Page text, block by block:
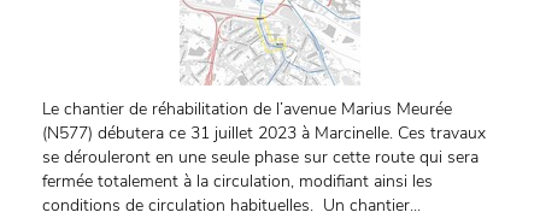
Le chantier de réhabilitation de l’avenue Marius Meurée
(N577) débutera ce 31 juillet 2023 à Marcinelle. Ces travaux
se dérouleront en une seule phase sur cette route qui sera
fermée totalement à la circulation, modifiant ainsi les
conditions de circulation habituelles. Un chantier...